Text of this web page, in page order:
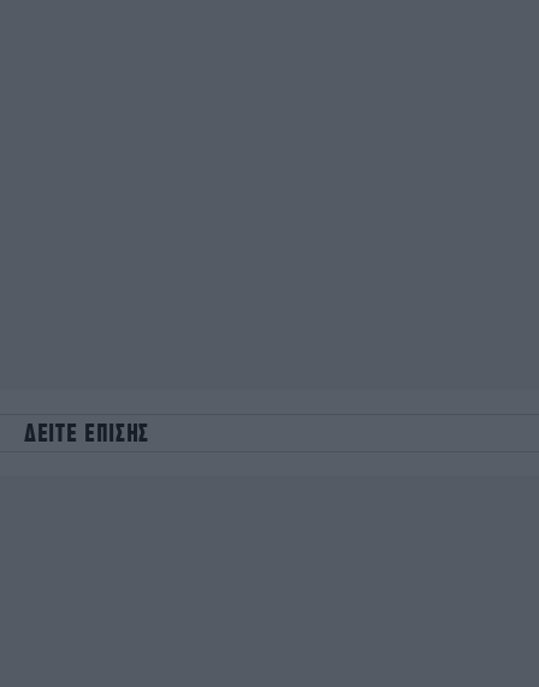
ΔΕΙΤΕ ΕΠΙΣΗΣ